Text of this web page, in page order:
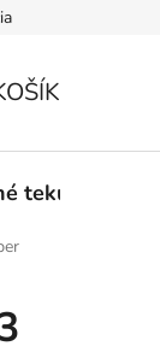
od zmluvy
tekutiny